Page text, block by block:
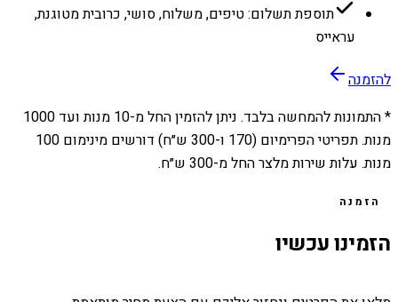
תוספת תשלום: טיפים, משלוח, סושי, כרובית מטוגנת,
עראייס
להזמנה
* התמונות להמחשה בלבד. ניתן להזמין החל מ-10 מנות ועד 1000
מנות. תפריטי הפרימיום (170 ו-300 ש״ח) דורשים מינימום 100
מנות. עלות שירות מלצר החל מ-300 ש״ח.
הזמנה
הזמינו עכשיו